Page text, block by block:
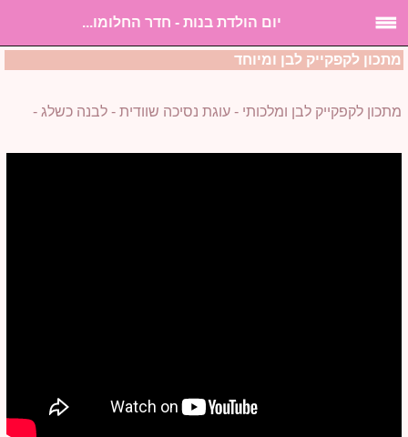
יום הולדת בנות - חדר החלומו...
מתכון לקפקייק לבן ומיוחד
מתכון לקפקייק לבן ומלכותי - עוגת נסיכה שוודית - לבנה כשלג -